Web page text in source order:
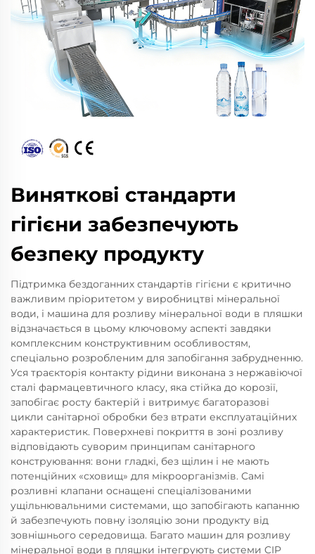
Виняткові стандарти
гігієни забезпечують
безпеку продукту
Підтримка бездоганних стандартів гігієни є критично
важливим пріоритетом у виробництві мінеральної
води, і машина для розливу мінеральної води в пляшки
відзначається в цьому ключовому аспекті завдяки
комплексним конструктивним особливостям,
спеціально розробленим для запобігання забрудненню.
Уся траєкторія контакту рідини виконана з нержавіючої
сталі фармацевтичного класу, яка стійка до корозії,
запобігає росту бактерій і витримує багаторазові
цикли санітарної обробки без втрати експлуатаційних
характеристик. Поверхневі покриття в зоні розливу
відповідають суворим принципам санітарного
конструювання: вони гладкі, без щілин і не мають
потенційних «сховищ» для мікроорганізмів. Самі
розливні клапани оснащені спеціалізованими
ущільнювальними системами, що запобігають капанню
й забезпечують повну ізоляцію зони продукту від
зовнішнього середовища. Багато машин для розливу
мінеральної води в пляшки інтегрують системи CIP